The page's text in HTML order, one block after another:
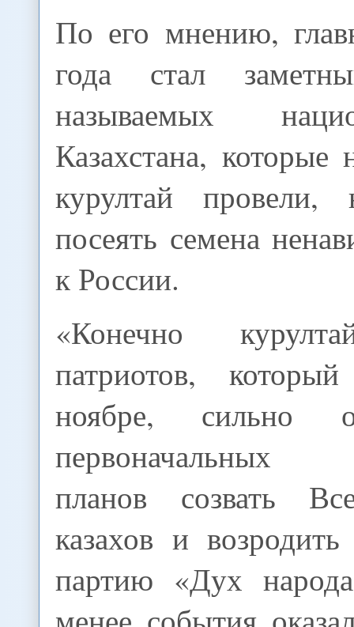
По его мнению,
года стал
называемых
Казахстана, которые
курултай
посеять семена
к России.
«Конечно
патриотов,
ноябре, сильно
первоначальных
планов созвать
казахов и
партию «Дух